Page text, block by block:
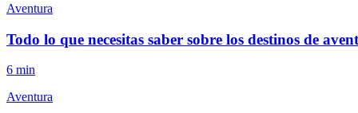
Aventura
Todo lo que necesitas saber sobre los destinos de
6 min
Aventura